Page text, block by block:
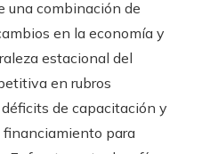
una combinación de
en la economía y
estacional del
en rubros
de capacitación y
financiamiento para